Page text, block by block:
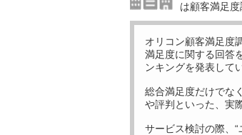
は顧客満足
オリコン顧客満足度
満足度に関する回答
ンキングを発表して
総合満足度だけでな
や評判といった、実
サービス検討の際、